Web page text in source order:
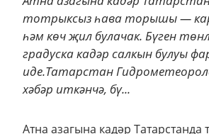
тотрыксыз һава торышы —
һәм көч җил булачак. Бүген
градуска кадәр салкын булуы
иде.Татарстан
хәбәр иткәнчә, бү...
Атна азагына кадәр Татарстанда